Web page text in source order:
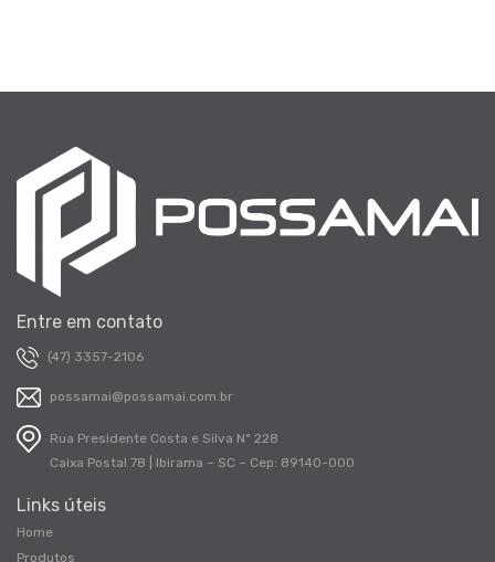
Entre em contato
(47) 3357-2106
possamai@possamai.com.br
Rua Presidente Costa e Silva Nº 228
Caixa Postal 78 | Ibirama – SC – Cep: 89140-000
Links úteis
Home
Produtos